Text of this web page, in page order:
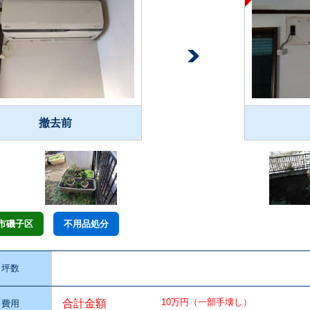
撤去前
磯子区 不用品処分
坪数
費用 合計金額 10万円（一部手壊し）